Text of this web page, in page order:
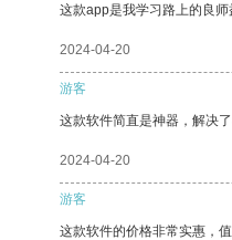
这款app是我学习路上的良师
2024-04-20
游客
这款软件简直是神器，解决了
2024-04-20
游客
这款软件的价格非常实惠，值